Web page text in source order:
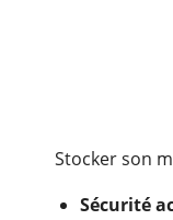
Stocker son
Sécurité